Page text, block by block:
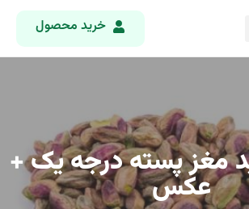
خرید محصول
مغز پسته درجه یک +
عکس